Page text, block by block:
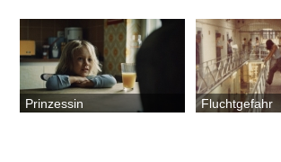
Prinzessin Fluchtgefahr